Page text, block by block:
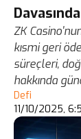
ZK
kısmi geri
süreçleri,
hakkında
Defi
11/10/2025,